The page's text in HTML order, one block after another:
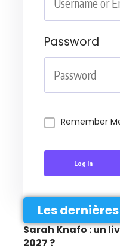
Password
Remember
Log In
Les
Sarah Knafo : un
2027 ?